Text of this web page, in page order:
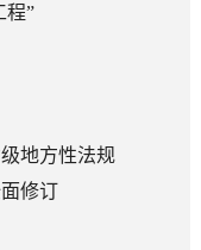
程”
地方性法规
修订